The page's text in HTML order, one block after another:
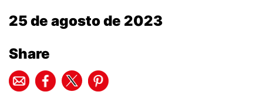
25 de agosto de 2023
Share